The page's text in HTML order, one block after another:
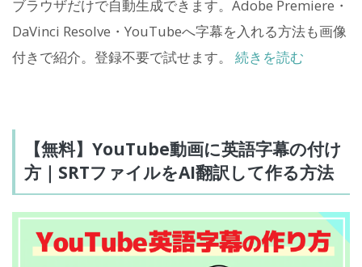
ブラウザだけで自動生成できます。Adobe Premiere・
DaVinci Resolve・YouTubeへ字幕を入れる方法も画像
付きで紹介。登録不要で試せます。 続きを読む
【無料】YouTube動画に英語字幕の付け
方｜SRTファイルをAI翻訳して作る方法